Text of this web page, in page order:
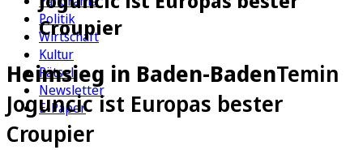
Politik
Wirtschaft
Kultur
Rätsel
Newsletter
E-Paper
Croupier
Heimsieg in Baden-BadenTemin
Joguncic ist Europas bester
Croupier